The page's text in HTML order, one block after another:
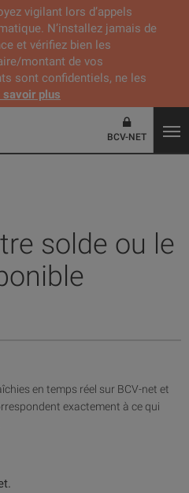
vigilant lors d’appels
N’installez jamais de
et vérifiez bien les
montant de vos
sont confidentiels, ne les
savoir plus
BCV-NET
solde ou le
en temps réel sur BCV-net et
exactement à ce qui